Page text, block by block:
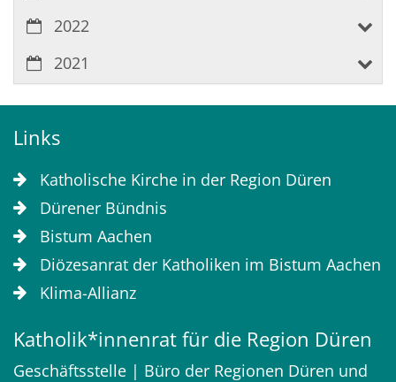
2022
2021
Links
Katholische Kirche in der Region Düren
Dürener Bündnis
Bistum Aachen
Diözesanrat der Katholiken im Bistum Aachen
Klima-Allianz
Katholik*innenrat für die Region Düren
Geschäftsstelle | Büro der Regionen Düren und